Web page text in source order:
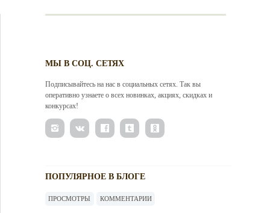
МЫ В СОЦ. СЕТЯХ
Подписывайтесь на нас в социальных сетях. Так вы
оперативно узнаете о всех новинках, акциях, скидках и
конкурсах!
ПОПУЛЯРНОЕ В БЛОГЕ
ПРОСМОТРЫ КОММЕНТАРИИ